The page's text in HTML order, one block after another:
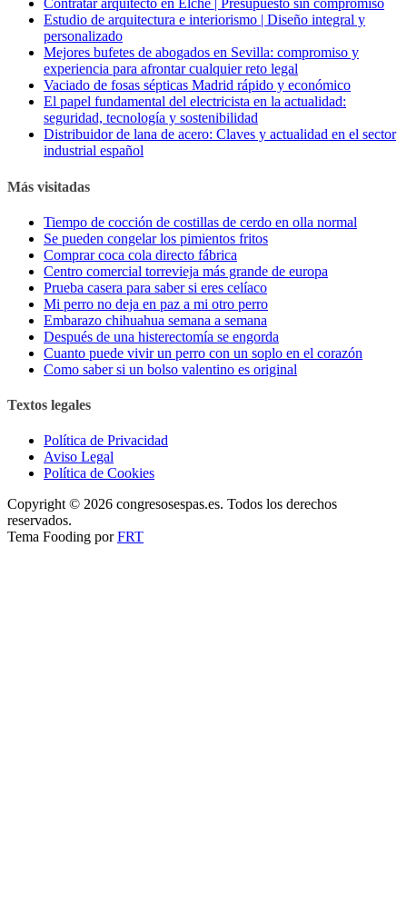
Contratar arquitecto en Elche | Presupuesto sin compromiso
Estudio de arquitectura e interiorismo | Diseño integral y
personalizado
Mejores bufetes de abogados en Sevilla: compromiso y
experiencia para afrontar cualquier reto legal
Vaciado de fosas sépticas Madrid rápido y económico
El papel fundamental del electricista en la actualidad:
seguridad, tecnología y sostenibilidad
Distribuidor de lana de acero: Claves y actualidad en el sector
industrial español
Más visitadas
Tiempo de cocción de costillas de cerdo en olla normal
Se pueden congelar los pimientos fritos
Comprar coca cola directo fábrica
Centro comercial torrevieja más grande de europa
Prueba casera para saber si eres celíaco
Mi perro no deja en paz a mi otro perro
Embarazo chihuahua semana a semana
Después de una histerectomía se engorda
Cuanto puede vivir un perro con un soplo en el corazón
Como saber si un bolso valentino es original
Textos legales
Política de Privacidad
Aviso Legal
Política de Cookies
Copyright © 2026 congresosespas.es. Todos los derechos
reservados.
Tema Fooding porFRT